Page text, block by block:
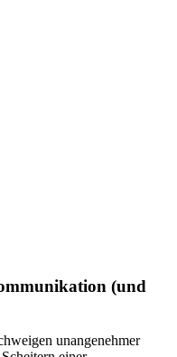
(und
unangenehmer